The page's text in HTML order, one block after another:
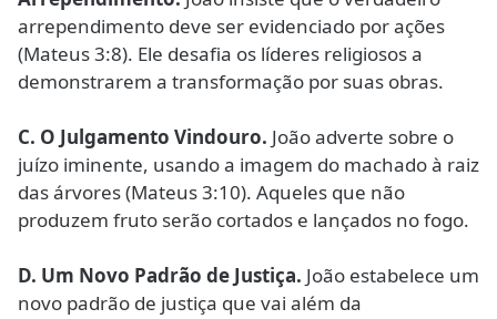
arrependimento deve ser evidenciado por ações
(Mateus 3:8). Ele desafia os líderes religiosos a
demonstrarem a transformação por suas obras.
C. O Julgamento Vindouro. João adverte sobre o
juízo iminente, usando a imagem do machado à raiz
das árvores (Mateus 3:10). Aqueles que não
produzem fruto serão cortados e lançados no fogo.
D. Um Novo Padrão de Justiça. João estabelece um
novo padrão de justiça que vai além da